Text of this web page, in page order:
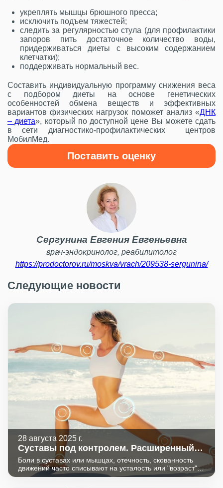
укреплять мышцы брюшного пресса;
исключить подъем тяжестей;
следить за регулярностью стула (для профилактики
запоров пить достаточное количество воды,
придерживаться диеты с высоким содержанием
клетчатки);
поддерживать нормальный вес.
Составить индивидуальную программу снижения веса
с подбором диеты на основе генетических
особенностей обмена веществ и эффективных
вариантов физических нагрузок поможет анализ «ДНК
– диета», который по доступной цене Вы можете сдать
в сети диагностико-профилактических центров
МобилМед.
Поставить оценку
Сергунина Евгения Евгеньевна
врач-эндокринолог, реабилитолог
https://prodoctorov.ru/moskva/vrach/209538-sergunina/
Следующие новости
28 августа 2025 г.
Суставы под контролем. Расширенный
комплекс исследований
Боли в суставах или мышцах, отечность, скованность
движений часто списывают на усталость или "возраст".
Но именно такие симптомы могут быть первыми